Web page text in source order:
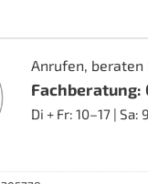
Anrufen,
Fachberatung:
Di + Fr: 10–17 |